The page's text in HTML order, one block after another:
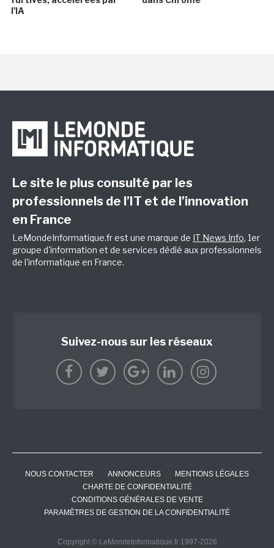
l'IA
Le site le plus consulté par les
professionnels de l’IT et de l’innovation
en France
LeMondeInformatique.fr est une marque de IT News Info, 1er
groupe d'information et de services dédié aux professionnels
de l'informatique en France.
Suivez-nous sur les réseaux
NOUS CONTACTER ANNONCEURS
MENTIONS LÉGALES
CHARTE DE CONFIDENTIALITÉ
CONDITIONS GÉNÉRALES DE VENTE
PARAMÈTRES DE GESTION DE LA CONFIDENTIALITÉ
Copyright © LeMondeInformatique.fr 1997-2026